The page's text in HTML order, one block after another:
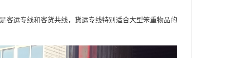
客运专线和客货共线，货运专线特别适合大型笨重物品的